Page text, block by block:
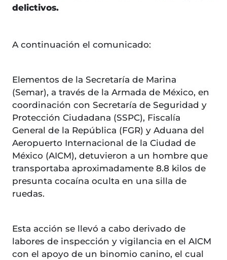
delictivos.
A continuación el comunicado:
Elementos de la Secretaría de Marina
(Semar), a través de la Armada de México, en
coordinación con Secretaría de Seguridad y
Protección Ciudadana (SSPC), Fiscalía
General de la República (FGR) y Aduana del
Aeropuerto Internacional de la Ciudad de
México (AICM), detuvieron a un hombre que
transportaba aproximadamente 8.8 kilos de
presunta cocaína oculta en una silla de
ruedas.
Esta acción se llevó a cabo derivado de
labores de inspección y vigilancia en el AICM
con el apoyo de un binomio canino, el cual